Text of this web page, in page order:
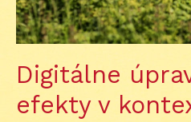
Digitálne
efekty v